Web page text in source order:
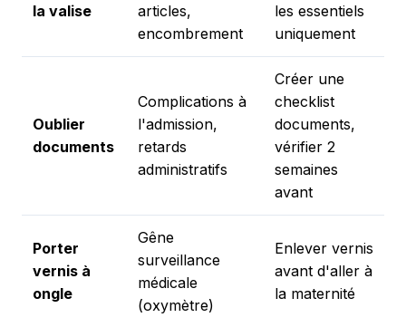
la valise
articles,
encombrement
les essentiels
uniquement
Oublier
documents
Complications à
l'admission,
retards
administratifs
Créer une
checklist
documents,
vérifier 2
semaines
avant
Porter
vernis à
ongle
Gêne
surveillance
médicale
(oxymètre)
Enlever vernis
avant d'aller à
la maternité